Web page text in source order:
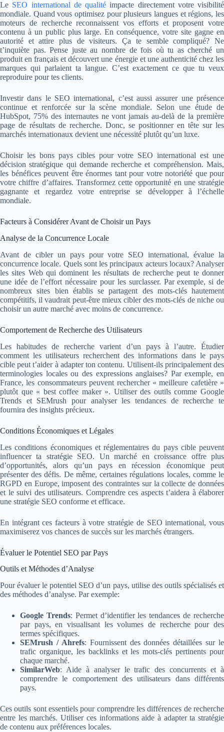
Le SEO international de qualité impacte directement votre visibilité
mondiale. Quand vous optimisez pour plusieurs langues et régions, les
moteurs de recherche reconnaissent vos efforts et proposent votre
contenu à un public plus large. En conséquence, votre site gagne en
autorité et attire plus de visiteurs. Ça te semble compliqué? Ne
t’inquiète pas. Pense juste au nombre de fois où tu as cherché un
produit en français et découvert une énergie et une authenticité chez les
marques qui parlaient ta langue. C’est exactement ce que tu veux
reproduire pour tes clients.
Investir dans le SEO international, c’est aussi assurer une présence
continue et renforcée sur la scène mondiale. Selon une étude de
HubSpot, 75% des internautes ne vont jamais au-delà de la première
page de résultats de recherche. Donc, se positionner en tête sur les
marchés internationaux devient une nécessité plutôt qu’un luxe.
Choisir les bons pays cibles pour votre SEO international est une
décision stratégique qui demande recherche et compréhension. Mais,
les bénéfices peuvent être énormes tant pour votre notoriété que pour
votre chiffre d’affaires. Transformez cette opportunité en une stratégie
gagnante et regardez votre entreprise se développer à l’échelle
mondiale.
Facteurs à Considérer Avant de Choisir un Pays
Analyse de la Concurrence Locale
Avant de cibler un pays pour votre SEO international, évalue la
concurrence locale. Quels sont les principaux acteurs locaux? Analyser
les sites Web qui dominent les résultats de recherche peut te donner
une idée de l’effort nécessaire pour les surclasser. Par exemple, si de
nombreux sites bien établis se partagent des mots-clés hautement
compétitifs, il vaudrait peut-être mieux cibler des mots-clés de niche ou
choisir un autre marché avec moins de concurrence.
Comportement de Recherche des Utilisateurs
Les habitudes de recherche varient d’un pays à l’autre. Étudier
comment les utilisateurs recherchent des informations dans le pays
cible peut t’aider à adapter ton contenu. Utilisent-ils principalement des
terminologies locales ou des expressions anglaises? Par exemple, en
France, les consommateurs peuvent rechercher « meilleure cafetière »
plutôt que « best coffee maker ». Utiliser des outils comme Google
Trends et SEMrush pour analyser les tendances de recherche te
fournira des insights précieux.
Conditions Économiques et Légales
Les conditions économiques et réglementaires du pays cible peuvent
influencer ta stratégie SEO. Un marché en croissance offre plus
d’opportunités, alors qu’un pays en récession économique peut
présenter des défis. De même, certaines régulations locales, comme le
RGPD en Europe, imposent des contraintes sur la collecte de données
et le suivi des utilisateurs. Comprendre ces aspects t’aidera à élaborer
une stratégie SEO conforme et efficace.
En intégrant ces facteurs à votre stratégie de SEO international, vous
maximiserez vos chances de succès sur les marchés étrangers.
Évaluer le Potentiel SEO par Pays
Outils et Méthodes d’Analyse
Pour évaluer le potentiel SEO d’un pays, utilise des outils spécialisés et
des méthodes d’analyse. Par exemple:
Google Trends: Permet d’identifier les tendances de recherche
par pays, en visualisant les volumes de recherche pour des
termes spécifiques.
SEMrush / Ahrefs: Fournissent des données détaillées sur le
trafic organique, les backlinks et les mots-clés pertinents pour
chaque marché.
SimilarWeb: Aide à analyser le trafic des concurrents et à
comprendre le comportement des utilisateurs dans différents
pays.
Ces outils sont essentiels pour comprendre les différences de recherche
entre les marchés. Utiliser ces informations aide à adapter ta stratégie
de contenu aux préférences locales.